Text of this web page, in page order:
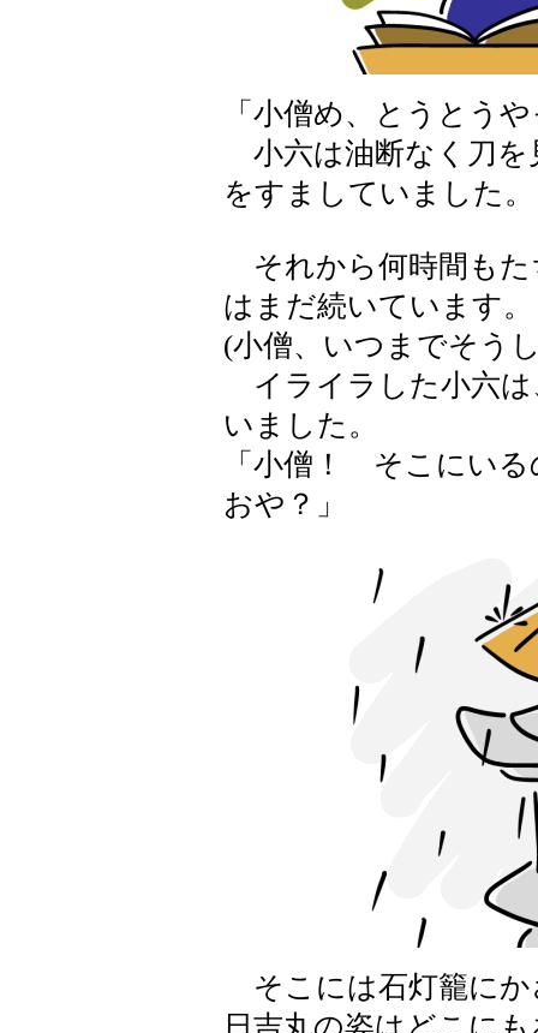
「小僧め、とうとう
小六は油断なく刀を
をすましていました。
それから何時間もた
はまだ続いています。
(小僧、いつまでそう
イライラした小六は
いました。
「小僧！ そこにい
おや？」
そこには石灯籠にか
日吉丸の姿はどこに